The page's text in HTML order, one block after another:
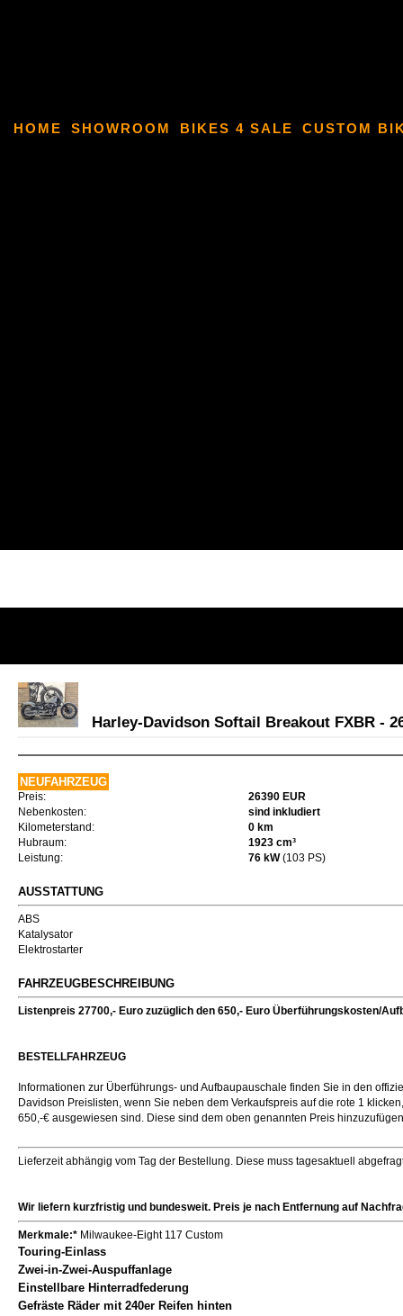
HOME SHOWROOM BIKES 4 SALE CUSTOM
Harley-Davidson Softail Breakout FXBR -
NEUFAHRZEUG
Preis:
26390 EUR
Nebenkosten:
sind inkludiert
Kilometerstand:
0 km
Hubraum:
1923 cm³
Leistung:
76 kW(103 PS)
AUSSTATTUNG
ABS
Katalysator
Elektrostarter
FAHRZEUGBESCHREIBUNG
Listenpreis 27700,- Euro zuzüglich den 650,- Euro Überführungskosten/
BESTELLFAHRZEUG
Informationen zur Überführungs- und Aufbaupauschale finden Sie in den
Davidson Preislisten, wenn Sie neben dem Verkaufspreis auf die rote 1
650,-€ ausgewiesen sind. Diese sind dem oben genannten Preis
Lieferzeit abhängig vom Tag der Bestellung. Diese muss tagesaktuell
Wir liefern kurzfristig und bundesweit. Preis je nach Entfernung auf
Merkmale:* Milwaukee-Eight 117 Custom
Touring-Einlass
Zwei-in-Zwei-Auspuffanlage
Einstellbare Hinterradfederung
Gefräste Räder mit 240er Reifen hinten